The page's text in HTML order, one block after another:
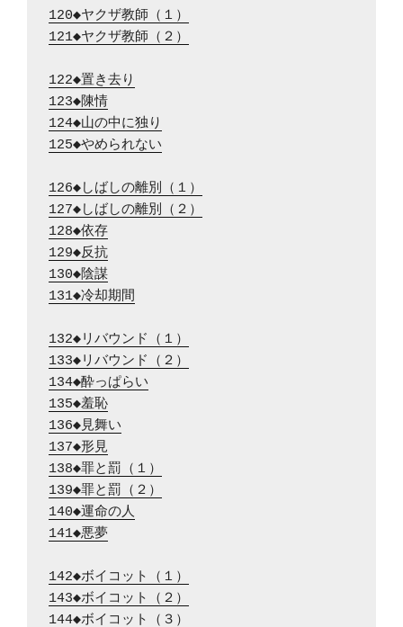
120◆ヤクザ教師（１）
121◆ヤクザ教師（２）
122◆置き去り
123◆陳情
124◆山の中に独り
125◆やめられない
126◆しばしの離別（１）
127◆しばしの離別（２）
128◆依存
129◆反抗
130◆陰謀
131◆冷却期間
132◆リバウンド（１）
133◆リバウンド（２）
134◆酔っぱらい
135◆羞恥
136◆見舞い
137◆形見
138◆罪と罰（１）
139◆罪と罰（２）
140◆運命の人
141◆悪夢
142◆ボイコット（１）
143◆ボイコット（２）
144◆ボイコット（３）